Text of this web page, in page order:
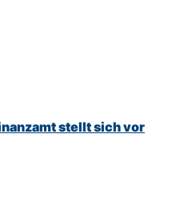
stellt sich vor